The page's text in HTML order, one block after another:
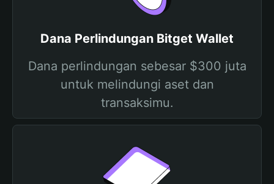
Dana Perlindungan Bitget Wallet
Dana perlindungan sebesar $300 juta
untuk melindungi aset dan
transaksimu.